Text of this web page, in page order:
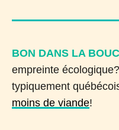
BON DANS LA
empreinte
typiquement
moins de viande!